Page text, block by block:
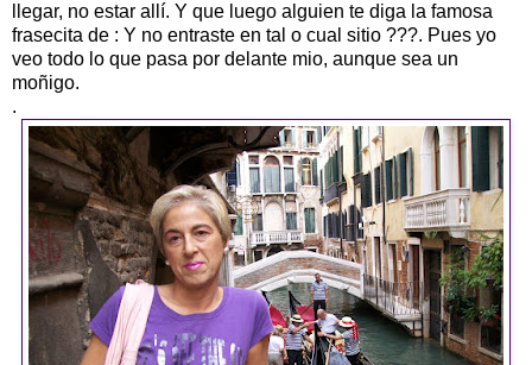
llegar, no estar allí. Y que luego alguien te diga la famosa
frasecita de : Y no entraste en tal o cual sitio ???. Pues yo
veo todo lo que pasa por delante mio, aunque sea un
moñigo.
.